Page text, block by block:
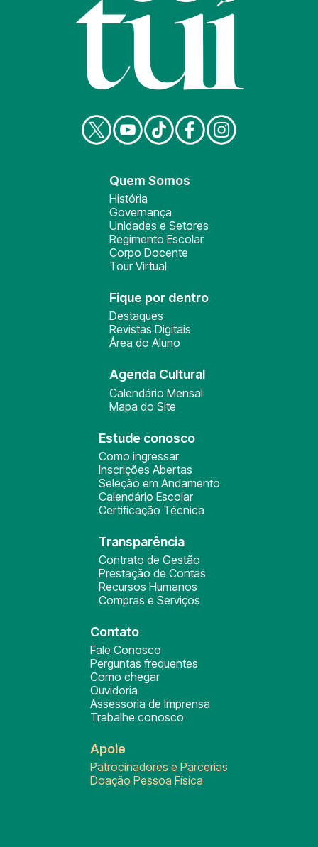
Quem Somos
História
Governança
Unidades e Setores
Regimento Escolar
Corpo Docente
Tour Virtual
Fique por dentro
Destaques
Revistas Digitais
Área do Aluno
Agenda Cultural
Calendário Mensal
Mapa do Site
Estude conosco
Como ingressar
Inscrições Abertas
Seleção em Andamento
Calendário Escolar
Certificação Técnica
Transparência
Contrato de Gestão
Prestação de Contas
Recursos Humanos
Compras e Serviços
Contato
Fale Conosco
Perguntas frequentes
Como chegar
Ouvidoria
Assessoria de Imprensa
Trabalhe conosco
Apoie
Patrocinadores e Parcerias
Doação Pessoa Física